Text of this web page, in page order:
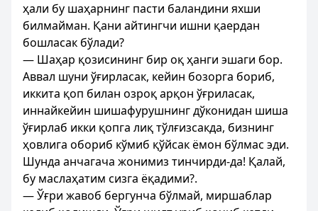
ҳали бу шаҳарнинг пасти баландини яхши
билмайман. Қани айтингчи ишни қаердан
бошласак бўлади?
— Шаҳар қозисининг бир оқ ҳанги эшаги бор.
Аввал шуни ўғирласак, кейин бозорга бориб,
иккита қоп билан озроқ арқон ўғриласак,
иннайкейин шишафурушнинг дўконидан шиша
ўғирлаб икки қопга лиқ тўлғизсакда, бизнинг
ҳовлига обориб кўмиб қўйсак ёмон бўлмас эди.
Шунда анчагача жонимиз тинчирди-да! Қалай,
бу маслаҳатим сизга ёқадими?.
— Ўғри жавоб бергунча бўлмай, миршаблар